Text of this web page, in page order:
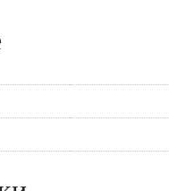
Свободный доступ к
транспорте,
— 3 минуты, а до
а уникальная
НА ПЕРИОД